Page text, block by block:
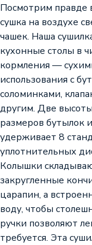
Посмотрим правде
сушка на воздухе
чашек. Наша
кухонные столы в
кормления —
использования с
соломинками,
другим. Две
размеров бутылок
удерживает 8
уплотнительных
Колышки
закругленные
царапин, а
воду, чтобы
ручки позволяют
требуется. Эта